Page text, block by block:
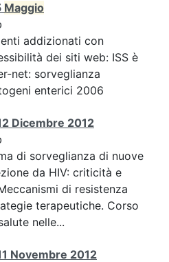
Maggio
addizionati con
dei siti web: ISS è
net: sorveglianza
enterici 2006
Dicembre 2012
di sorveglianza di nuove
da HIV: criticità e
di resistenza
terapeutiche. Corso
nelle...
Novembre 2012